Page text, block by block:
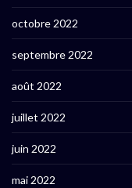
octobre 2022
septembre 2022
août 2022
juillet 2022
juin 2022
mai 2022